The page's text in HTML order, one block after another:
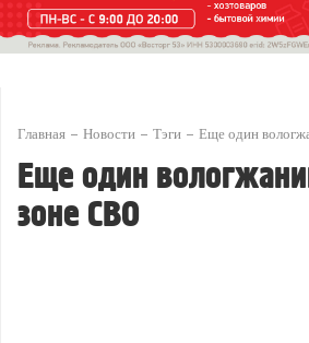
Главная Новости Тэги Еще один
Еще один
зоне СВО